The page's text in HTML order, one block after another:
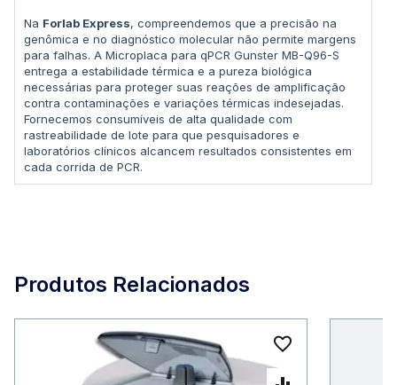
Na Forlab Express, compreendemos que a precisão na
genômica e no diagnóstico molecular não permite margens
para falhas. A Microplaca para qPCR Gunster MB-Q96-S
entrega a estabilidade térmica e a pureza biológica
necessárias para proteger suas reações de amplificação
contra contaminações e variações térmicas indesejadas.
Fornecemos consumíveis de alta qualidade com
rastreabilidade de lote para que pesquisadores e
laboratórios clínicos alcancem resultados consistentes em
cada corrida de PCR.
Produtos Relacionados
Adicionar à